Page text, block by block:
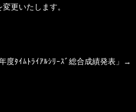
更いたします。
度ﾀｲﾑﾄﾗｲｱﾙｼﾘｰｽﾞ総合成績発表 」→